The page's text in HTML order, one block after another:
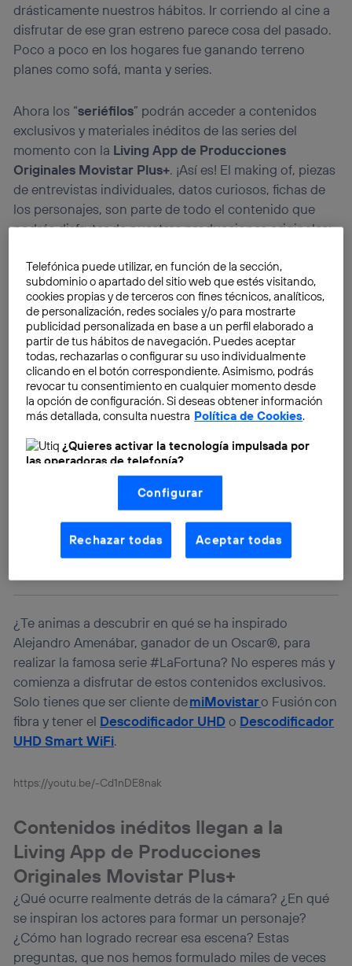
drásticamente nuestros hábitos. Ir corriendo al cine a
disfrutar de ese gran estreno parece cosa del pasado.
Poco a poco en los hogares fue ganando terreno
planes como sofá, manta y series.
Ahora los “seriéfilos” podrán acceder a contenidos
exclusivos y materiales inéditos de las series del
momento con la Living App de Producciones
Originales Movistar Plus+. ¡Así es! El making of, piezas
de entrevistas individuales, datos curiosos, fichas de
los personajes, son parte de todo el contenido que
podrás disfrutar de nuestras producciones originales:
Mienteny, la tan esperada serie del momento,
Sentimos las Molestias.
¿Te animas a descubrir en qué se ha inspirado
Alejandro Amenábar, ganador de un Oscar®, para
realizar la famosa serie #LaFortuna? No esperes más y
comienza a disfrutar de estos contenidos exclusivos.
Solo tienes que ser cliente demiMovistaro Fusión con
fibra y tener el Descodificador UHDo Descodificador
UHD Smart WiFi.
https://youtu.be/-Cd1nDE8nak
Contenidos inéditos llegan a la
Living App de Producciones
Originales Movistar Plus+
¿Qué ocurre realmente detrás de la cámara? ¿En qué
se inspiran los actores para formar un personaje?
¿Cómo han logrado recrear esa escena? Estas
preguntas, que nos hemos formulado miles de veces
Telefónica puede utilizar, en función de la sección,
subdominio o apartado del sitio web que estés visitando,
cookies propias y de terceros con fines técnicos, analíticos,
de personalización, redes sociales y/o para mostrarte
publicidad personalizada en base a un perfil elaborado a
partir de tus hábitos de navegación. Puedes aceptar
todas, rechazarlas o configurar su uso individualmente
clicando en el botón correspondiente. Asimismo, podrás
revocar tu consentimiento en cualquier momento desde
la opción de configuración. Si deseas obtener información
más detallada, consulta nuestra Política de Cookies.
¿Quieres activar la tecnología impulsada por
las operadoras de telefonía?
Nosotros, Telefónica S.A., utilizamos la tecnología Utiq para
realizar nuestras acciones de marketing digital o análisis
(como se describe en este aviso de consentimiento)
basadas en tu navegación en nuestra(s) web(s)
aquí (solo cuando utilizas una conexión a
internet habilitada , proporcionada por una de las
operadoras de telefonía participantes, y otorgas tu
La tecnología Utiq está diseñada con la privacidad como
La tecnología utiliza un identificador cifrado creado por tu
operadora de telefonía, utilizando tu dirección IP y otra
información de la cuenta de cliente de
telecomunicaciones vinculada a la conexión que utilizas
(p. ej., número de teléfono móvil).
Este identificador se asigna a la conexión de internet, por
lo que cualquier persona que conecte su dispositivo y
consienta el uso de la tecnología recibirá el mismo
Si utilizas unaconexión de banda ancha
el marketing o análisis se realizará en función de las
que hayan dado su consentimiento.
Si utilizas
datos móviles
, el marketing será más
personalizado, ya que se basará únicamente en la
navegación del usuario del móvil.
Puedes gestionar los consentimientos Utiq seleccionando
“Administrar Utiq” en la parte inferior de esta página web o
visitando el portal de privacidad de Utiq
(“consenthub”). Para más información, consulta
la política de privacidad de Utiq.
Configurar
Rechazar todas Aceptar todas